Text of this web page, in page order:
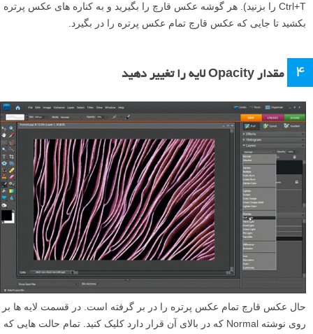
Ctrl+T را بزنید). هر گوشه عکس قارچ را بگیرید و به کناره های عکس پرتره
بکشید تا جایی که عکس قارچ تمام عکس پرتره را در بگیرد.
۴ مقدار Opacity لایه را تغییر دهید
حال عکس قارچ تمام عکس پرتره را در بر گرفته است. در قسمت لایه ها بر
روی نوشته Normal که در بالای آن قرار دارد کلیک کنید. تمام حالت هایی که